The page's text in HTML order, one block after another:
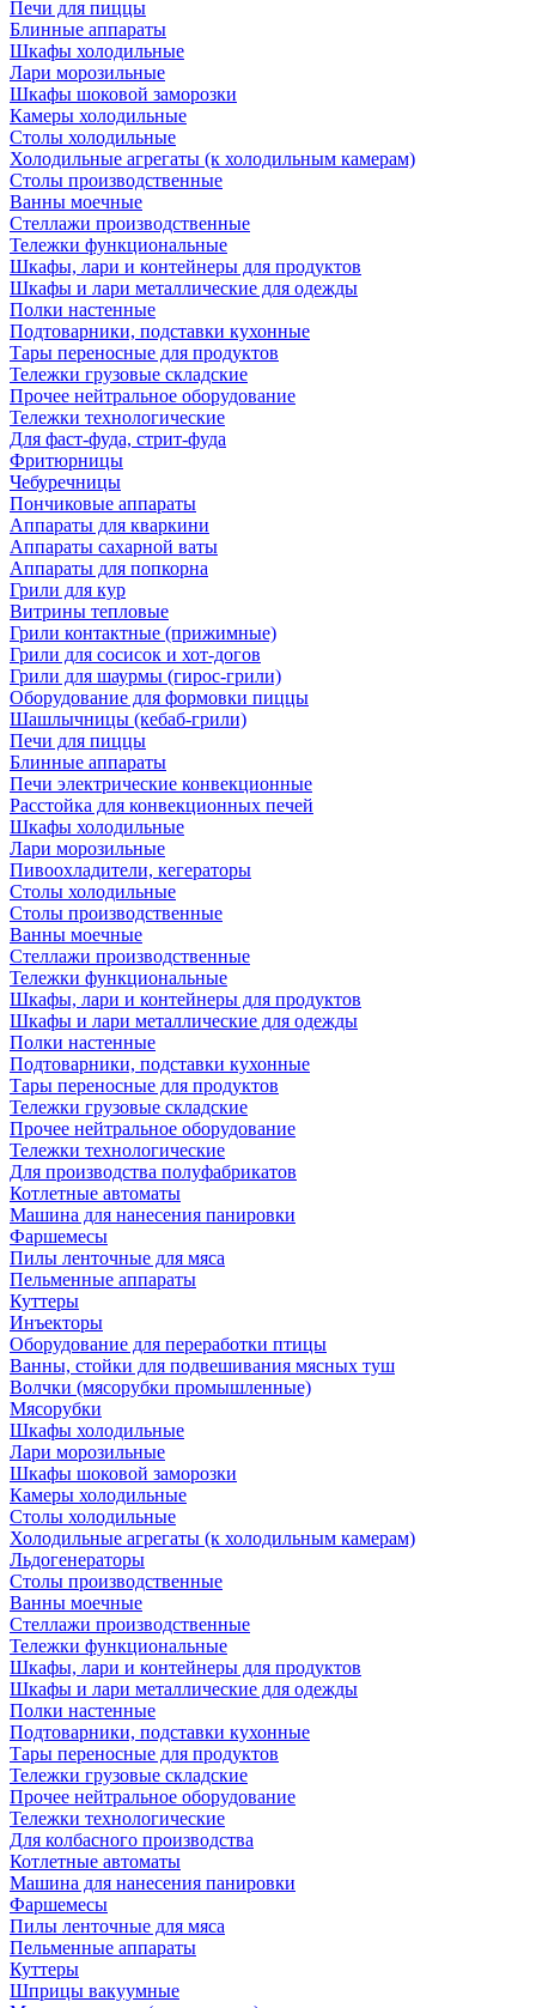
Печи для пиццы
Блинные аппараты
Шкафы холодильные
Лари морозильные
Шкафы шоковой заморозки
Камеры холодильные
Столы холодильные
Холодильные агрегаты (к холодильным камерам)
Столы производственные
Ванны моечные
Стеллажи производственные
Тележки функциональные
Шкафы, лари и контейнеры для продуктов
Шкафы и лари металлические для одежды
Полки настенные
Подтоварники, подставки кухонные
Тары переносные для продуктов
Тележки грузовые складские
Прочее нейтральное оборудование
Тележки технологические
Для фаст-фуда, стрит-фуда
Фритюрницы
Чебуречницы
Пончиковые аппараты
Аппараты для кваркини
Аппараты сахарной ваты
Аппараты для попкорна
Грили для кур
Витрины тепловые
Грили контактные (прижимные)
Грили для сосисок и хот-догов
Грили для шаурмы (гирос-грили)
Оборудование для формовки пиццы
Шашлычницы (кебаб-грили)
Печи для пиццы
Блинные аппараты
Печи электрические конвекционные
Расстойка для конвекционных печей
Шкафы холодильные
Лари морозильные
Пивоохладители, кегераторы
Столы холодильные
Столы производственные
Ванны моечные
Стеллажи производственные
Тележки функциональные
Шкафы, лари и контейнеры для продуктов
Шкафы и лари металлические для одежды
Полки настенные
Подтоварники, подставки кухонные
Тары переносные для продуктов
Тележки грузовые складские
Прочее нейтральное оборудование
Тележки технологические
Для производства полуфабрикатов
Котлетные автоматы
Машина для нанесения панировки
Фаршемесы
Пилы ленточные для мяса
Пельменные аппараты
Куттеры
Инъекторы
Оборудование для переработки птицы
Ванны, стойки для подвешивания мясных туш
Волчки (мясорубки промышленные)
Мясорубки
Шкафы холодильные
Лари морозильные
Шкафы шоковой заморозки
Камеры холодильные
Столы холодильные
Холодильные агрегаты (к холодильным камерам)
Льдогенераторы
Столы производственные
Ванны моечные
Стеллажи производственные
Тележки функциональные
Шкафы, лари и контейнеры для продуктов
Шкафы и лари металлические для одежды
Полки настенные
Подтоварники, подставки кухонные
Тары переносные для продуктов
Тележки грузовые складские
Прочее нейтральное оборудование
Тележки технологические
Для колбасного производства
Котлетные автоматы
Машина для нанесения панировки
Фаршемесы
Пилы ленточные для мяса
Пельменные аппараты
Куттеры
Шприцы вакуумные